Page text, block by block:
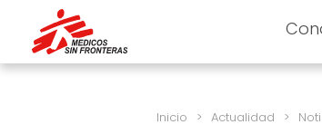
Inicio > Actualidad >